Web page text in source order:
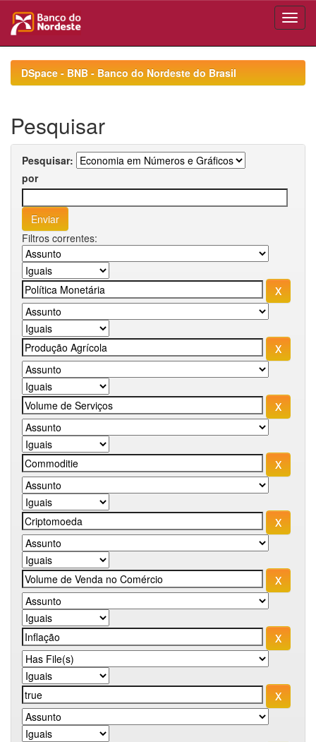
navigationDSpace - BNB - Banco do Nordeste do Brasil
Pesquisar
Pesquisar:
por
Filtros correntes: